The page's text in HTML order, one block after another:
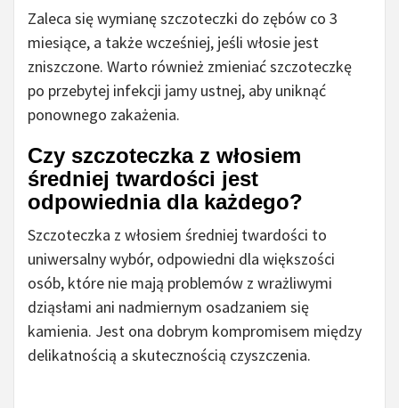
Zaleca się wymianę szczoteczki do zębów co 3
miesiące, a także wcześniej, jeśli włosie jest
zniszczone. Warto również zmieniać szczoteczkę
po przebytej infekcji jamy ustnej, aby uniknąć
ponownego zakażenia.
Czy szczoteczka z włosiem
średniej twardości jest
odpowiednia dla każdego?
Szczoteczka z włosiem średniej twardości to
uniwersalny wybór, odpowiedni dla większości
osób, które nie mają problemów z wrażliwymi
dziąsłami ani nadmiernym osadzaniem się
kamienia. Jest ona dobrym kompromisem między
delikatnością a skutecznością czyszczenia.